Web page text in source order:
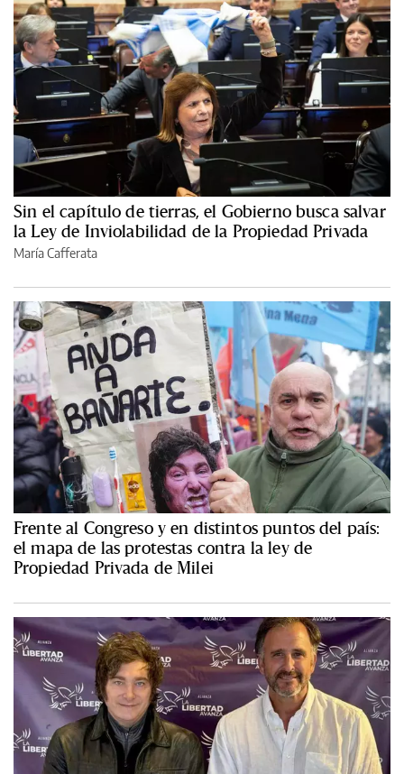
Sin el capítulo de tierras, el Gobierno busca salvar
la Ley de Inviolabilidad de la Propiedad Privada
María Cafferata
Frente al Congreso y en distintos puntos del país:
el mapa de las protestas contra la ley de
Propiedad Privada de Milei